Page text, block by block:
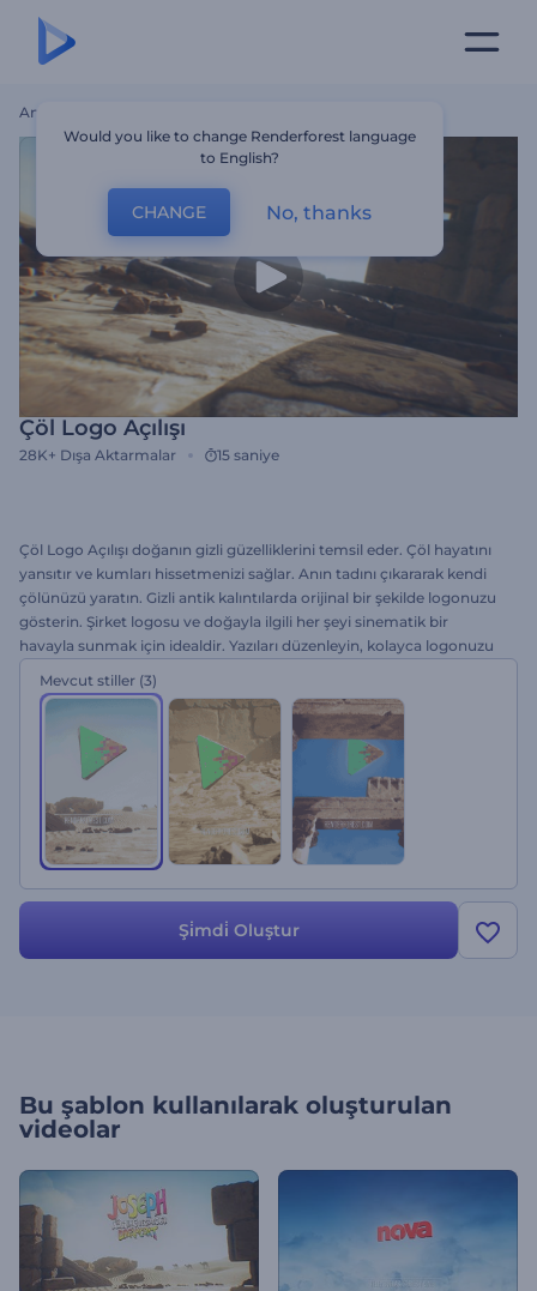
Ana Sayfa
Çöl Logo Açılışı
28K+ Dışa Aktarmalar 15 saniye
Çöl Logo Açılışı doğanın gizli güzelliklerini temsil eder. Çöl hayatını
yansıtır ve kumları hissetmenizi sağlar. Anın tadını çıkararak kendi
çölünüzü yaratın. Gizli antik kalıntılarda orijinal bir şekilde logonuzu
gösterin. Şirket logosu ve doğayla ilgili her şeyi sinematik bir
havayla sunmak için idealdir. Yazıları düzenleyin, kolayca logonuzu
Renderforest ile hemen ücretsiz deneyin.
Mevcut stiller (3)
Şi̇mdi̇ Oluştur
Bu şablon kullanılarak oluşturulan
videolar
Would you like to change Renderforest language
to English?
CHANGE No, thanks